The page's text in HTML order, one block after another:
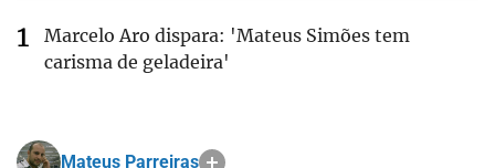
Marcelo Aro dispara: 'Mateus Simões tem
carisma de geladeira'
Mateus Parreiras